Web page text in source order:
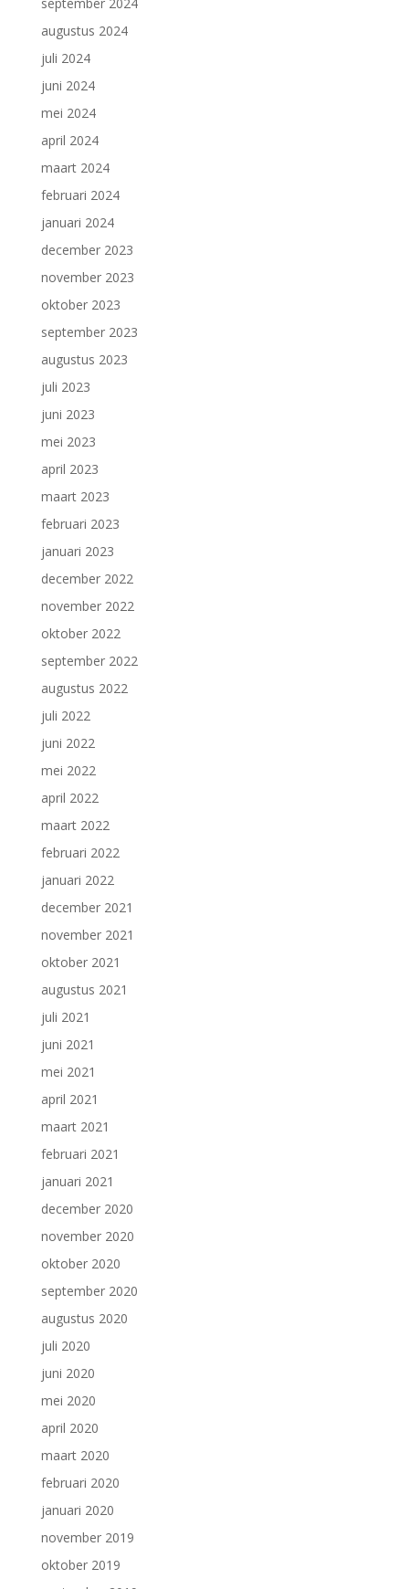
augustus 2024
juli 2024
juni 2024
mei 2024
april 2024
maart 2024
februari 2024
januari 2024
december 2023
november 2023
oktober 2023
september 2023
augustus 2023
juli 2023
juni 2023
mei 2023
april 2023
maart 2023
februari 2023
januari 2023
december 2022
november 2022
oktober 2022
september 2022
augustus 2022
juli 2022
juni 2022
mei 2022
april 2022
maart 2022
februari 2022
januari 2022
december 2021
november 2021
oktober 2021
augustus 2021
juli 2021
juni 2021
mei 2021
april 2021
maart 2021
februari 2021
januari 2021
december 2020
november 2020
oktober 2020
september 2020
augustus 2020
juli 2020
juni 2020
mei 2020
april 2020
maart 2020
februari 2020
januari 2020
november 2019
oktober 2019